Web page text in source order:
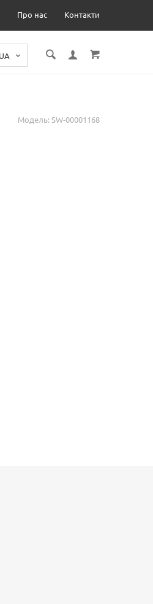
Про нас Контакти
Модель: SW-00001168